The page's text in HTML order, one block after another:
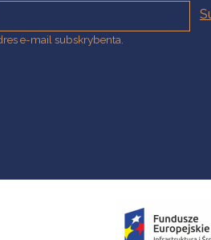
e-mail subskrybenta.